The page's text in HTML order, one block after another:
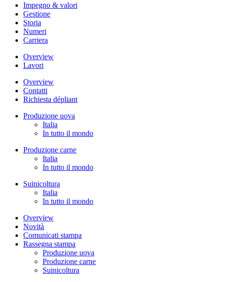
Impegno & valori
Gestione
Storia
Numeri
Carriera
Overview
Lavori
Overview
Contatti
Richiesta dépliant
Produzione uova
Italia
In tutto il mondo
Produzione carne
Italia
In tutto il mondo
Suinicoltura
Italia
In tutto il mondo
Overview
Novità
Comunicati stampa
Rassegna stampa
Produzione uova
Produzione carne
Suinicoltura